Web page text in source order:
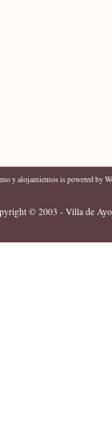
y alojamientosis powered by
© 2003 - Villa de